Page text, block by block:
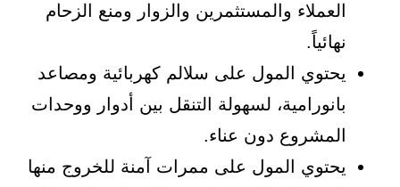
العملاء والمستثمرين والزوار ومنع الزحام
نهائياً.
يحتوي المول على سلالم كهربائية ومصاعد
بانورامية، لسهولة التنقل بين أدوار ووحدات
المشروع دون عناء.
يحتوي المول على ممرات آمنة للخروج منها